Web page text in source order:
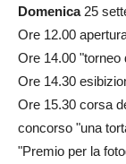
Domenica 25
Ore 12.00
Ore 14.00
Ore 14.30
Ore 15.30 corsa
concorso "una
"Premio per la